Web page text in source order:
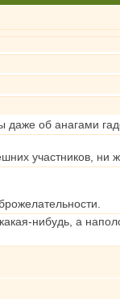
даже об анагами
участников, ни
нибудь, а